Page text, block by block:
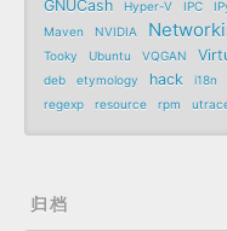
GNUCash
Hyper-V IPC
Maven
NVIDIA
Tooky
Ubuntu VQGAN
deb
etymology hack i18n
regexp
resource rpm
归档